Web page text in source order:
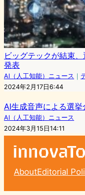
ビッグテックが結束
発表
AI（人工知能）ニュース ｜
2024年2月17日6:44
AI生成音声による選
AI（人工知能）ニュース
2024年3月15日14:11
AboutEditorial